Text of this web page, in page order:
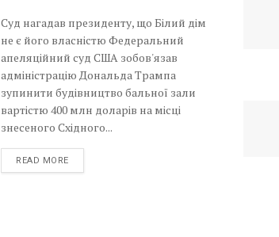
Суд нагадав президенту, що Білий дім
не є його власністю Федеральний
апеляційний суд США зобов'язав
адміністрацію Дональда Трампа
зупинити будівництво бальної зали
вартістю 400 млн доларів на місці
знесеного Східного...
READ MOREDETAILS